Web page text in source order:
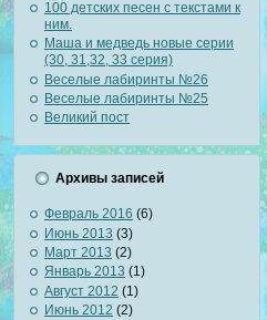
100 детских песен с текстами к
ним.
Маша и медведь новые серии
(30, 31,32, 33 серия)
Веселые лабиринты №26
Веселые лабиринты №25
Великий пост
Архивы записей
Февраль 2016 (6)
Июнь 2013 (3)
Март 2013 (2)
Январь 2013 (1)
Август 2012 (1)
Июнь 2012 (2)